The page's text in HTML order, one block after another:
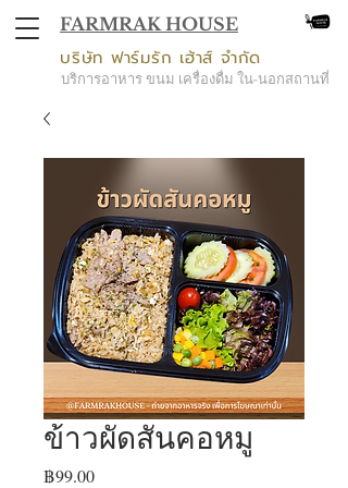
FARMRAK HOUSE
บริการอาหาร ขนม เครื่องดื่ม ใน-นอกสถานที่
บริษัท ฟาร์มรัก เฮ้าส์ จำกัด
ข้าวผัดสันคอหมู
฿99.00Price